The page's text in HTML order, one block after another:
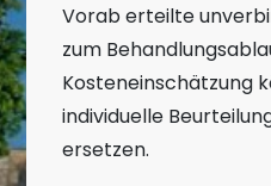
Vorab erteilte
zum
Kosteneinschätzung
individuelle
ersetzen.